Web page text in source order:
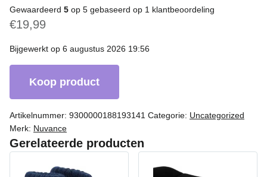
Gewaardeerd 5 op 5 gebaseerd op 1 klantbeoordeling
€19,99
Bijgewerkt op 6 augustus 2026 19:56
Koop product
Artikelnummer: 9300000188193141 Categorie: Uncategorized
Merk: Nuvance
Gerelateerde producten